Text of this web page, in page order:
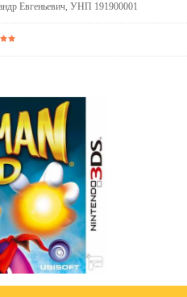
Евгеньевич, УНП 191900001